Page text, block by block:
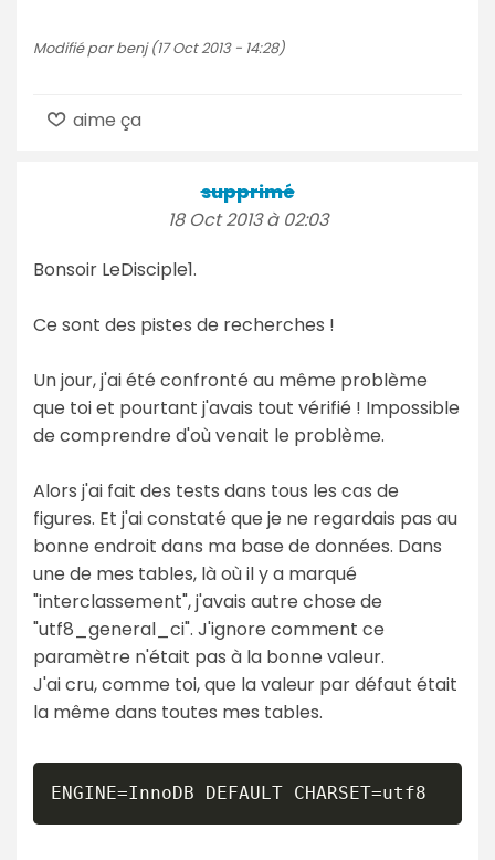
Modifié par benj (17 Oct 2013 - 14:28)
aime ça
supprimé
18 Oct 2013 à 02:03
Bonsoir LeDisciple1.
Ce sont des pistes de recherches !
Un jour, j'ai été confronté au même problème
que toi et pourtant j'avais tout vérifié ! Impossible
de comprendre d'où venait le problème.
Alors j'ai fait des tests dans tous les cas de
figures. Et j'ai constaté que je ne regardais pas au
bonne endroit dans ma base de données. Dans
une de mes tables, là où il y a marqué
"interclassement", j'avais autre chose de
"utf8_general_ci". J'ignore comment ce
paramètre n'était pas à la bonne valeur.
J'ai cru, comme toi, que la valeur par défaut était
la même dans toutes mes tables.
ENGINE=InnoDB DEFAULT CHARSET=utf8